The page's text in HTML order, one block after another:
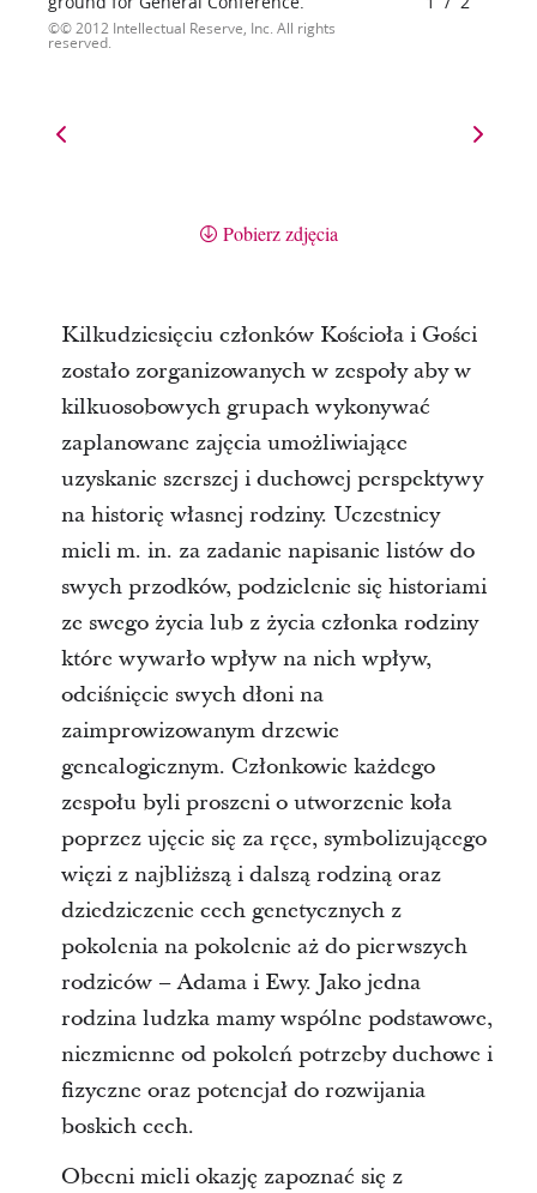
© 2012 Intellectual Reserve, Inc. All rights
reserved.
Pobierz zdjęcia
Kilkudziesięciu członków Kościoła i Gości
zostało zorganizowanych w zespoły aby w
kilkuosobowych grupach wykonywać
zaplanowane zajęcia umożliwiające
uzyskanie szerszej i duchowej perspektywy
na historię własnej rodziny. Uczestnicy
mieli m. in. za zadanie napisanie listów do
swych przodków, podzielenie się historiami
ze swego życia lub z życia członka rodziny
które wywarło wpływ na nich wpływ,
odciśnięcie swych dłoni na
zaimprowizowanym drzewie
genealogicznym. Członkowie każdego
zespołu byli proszeni o utworzenie koła
poprzez ujęcie się za ręce, symbolizującego
więzi z najbliższą i dalszą rodziną oraz
dziedziczenie cech genetycznych z
pokolenia na pokolenie aż do pierwszych
rodziców – Adama i Ewy. Jako jedna
rodzina ludzka mamy wspólne podstawowe,
niezmienne od pokoleń potrzeby duchowe i
fizyczne oraz potencjał do rozwijania
boskich cech.
Obecni mieli okazję zapoznać się z